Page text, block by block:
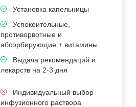
Установка капельницы
Успокоительные,
противорвотные и
абсорбирующие + витамины.
Выдача рекомендаций и
лекарств на 2-3 дня
Индивидуальный выбор
инфузионного раствора